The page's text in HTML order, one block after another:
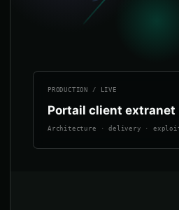
PRODUCTION / LIVE
Portail client extranet
Architecture · delivery ·